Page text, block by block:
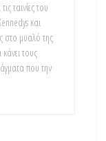
ταινίες του
και
στο μυαλό της
τους
που την